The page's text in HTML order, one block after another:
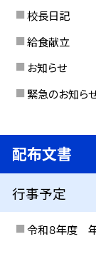
校長日記
給食献立
お知らせ
緊急のお知ら
配布文書
行事予定
令和８年度